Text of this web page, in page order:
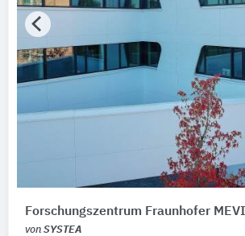
Forschungszentrum Fraunhofer
von SYSTEA